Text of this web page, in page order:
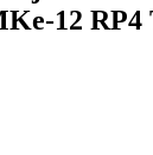
12 RP4